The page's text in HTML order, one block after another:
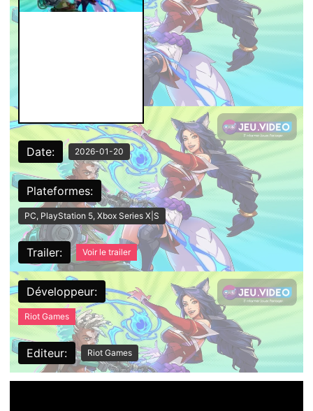
Date: 2026-01-20
Plateformes:
PC, PlayStation 5, Xbox Series X|S
Trailer: Voir le trailer
Développeur:
Riot Games
Editeur: Riot Games